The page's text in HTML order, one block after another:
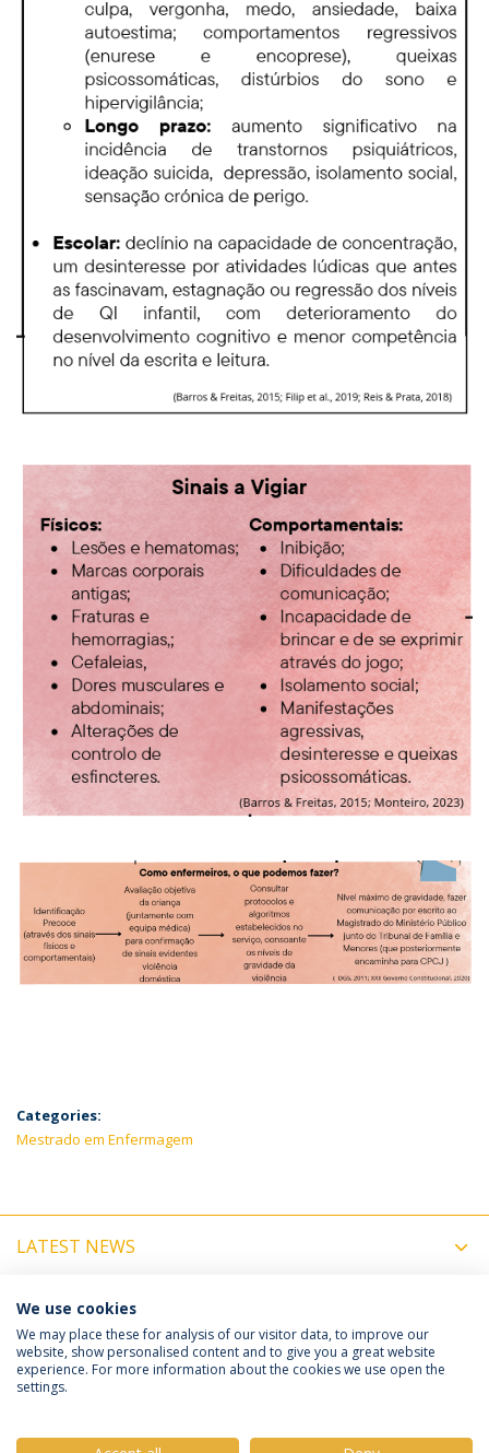
Categories:
Mestrado em Enfermagem
LATEST NEWS
UPCOMING EVENTS
Política de Privacidade
Termos e Condições
We use cookies
We may place these for analysis of our visitor data, to improve our
website, show personalised content and to give you a great website
experience. For more information about the cookies we use open the
settings.